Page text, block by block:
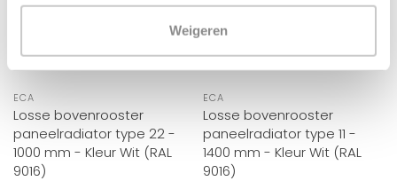
Weigeren
ECA
Losse bovenrooster
paneelradiator type 22 -
1000 mm - Kleur Wit (RAL
9016)
ECA
Losse bovenrooster
paneelradiator type 11 -
1400 mm - Kleur Wit (RAL
9016)